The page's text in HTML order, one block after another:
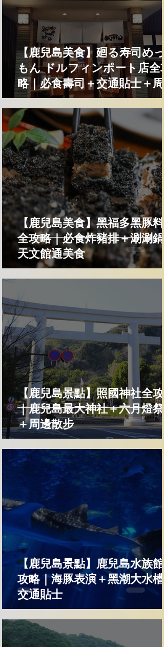
【鹿兒島美食】廻る寿司めっ
もん ドルフィンポート店全
略｜必食壽司＋交通貼士＋周
景點
【鹿兒島美食】黑福多黑豚料
全攻略｜必食炸豬排＋涮涮鍋
天文館通美食
【鹿兒島景點】照國神社全攻
｜鹿兒島最大神社＋六月燈祭
＋周邊散步
【鹿兒島景點】鹿兒島水族館
攻略｜海豚表演＋黑潮大水槽
交通貼士